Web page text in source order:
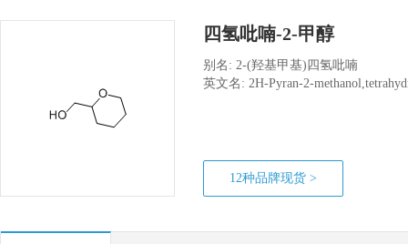
四氢吡喃-2-甲醇
别名: 2-(羟基甲基)四氢吡喃
英文名: 2H-Pyran-2-
12种品牌现货 >